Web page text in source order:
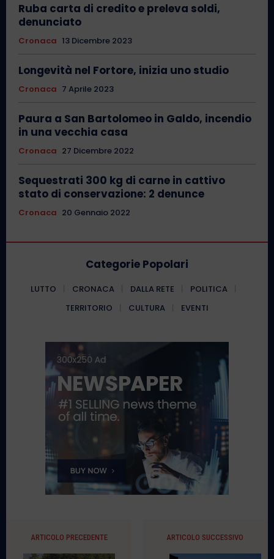
Ruba carta di credito e preleva soldi,
denunciato
Cronaca 13 Dicembre 2023
Longevità nel Fortore, inizia uno studio
Cronaca 7 Aprile 2023
Paura a San Bartolomeo in Galdo, incendio
in una vecchia casa
Cronaca 27 Dicembre 2022
Sequestrati 300 kg di carne in cattivo
stato di conservazione: 2 denunce
Cronaca 20 Gennaio 2022
Categorie Popolari
LUTTO CRONACA DALLA RETE
POLITICA
TERRITORIO
CULTURA EVENTI
ARTICOLO PRECEDENTE ARTICOLO SUCCESSIVO